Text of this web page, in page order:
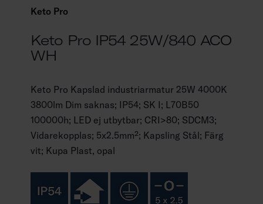
Keto Pro
Keto Pro IP54 25W/840 ACO
WH
Keto Pro Kapslad industriarmatur 25W 4000K
3800lm Dim saknas; IP54; SK I; L70B50
100000h; LED ej utbytbar; CRI>80; SDCM3;
Vidarekopplas; 5x2.5mm²; Kapsling Stål; Färg
vit; Kupa Plast, opal